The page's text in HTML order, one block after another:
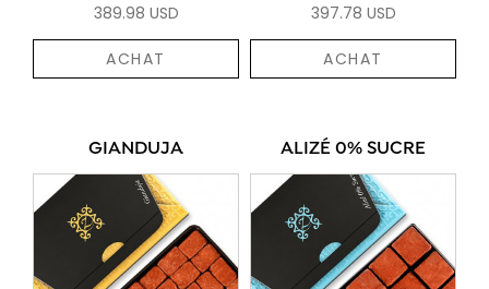
389.98 USD
ACHAT
397.78 USD
ACHAT
GIANDUJA ALIZÉ 0% SUCRE